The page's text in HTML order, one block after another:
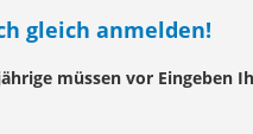
gleich anmelden!
müssen vor Eingeben